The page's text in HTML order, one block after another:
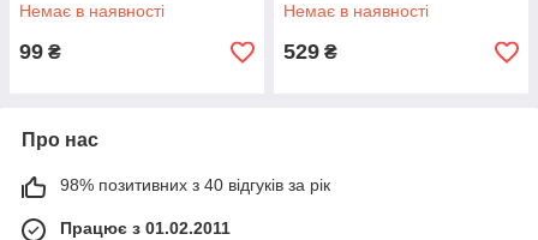
Немає в наявності
99 ₴
Немає в наявності
529 ₴
Про нас
98% позитивних з 40 відгуків за рік
Працює з 01.02.2011